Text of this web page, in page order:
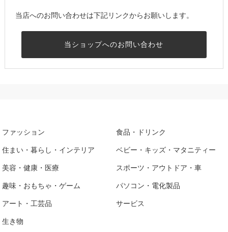
当店へのお問い合わせは下記リンクからお願いします。
当ショップへのお問い合わせ
ファッション 食品・ドリンク
住まい・暮らし・インテリア ベビー・キッズ・マタニティー
美容・健康・医療 スポーツ・アウトドア・車
趣味・おもちゃ・ゲーム パソコン・電化製品
アート・工芸品 サービス
生き物